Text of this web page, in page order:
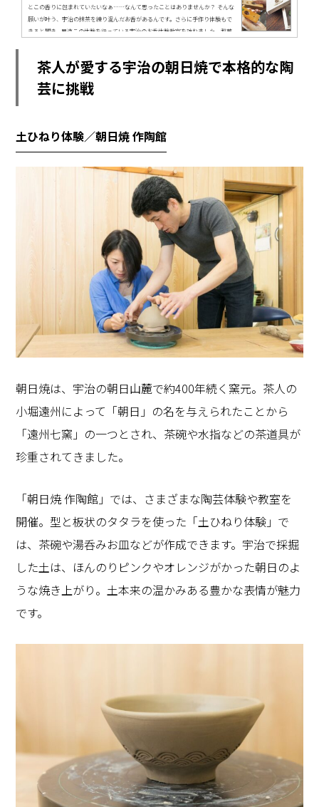
とこの香りに包まれていたいなぁ……なんて思ったことはありませんか？ そんな
願いが叶う、宇治の抹茶を練り混んだお香があるんです。さらに手作り体験もで
きると聞き、早速この体験を行っている宇治のお香体験教室を訪ねました。和菓
という平安時代に使われていた古語ですが、実は名の由来には、もう一つ...
茶人が愛する宇治の朝日焼で本格的な陶
芸に挑戦
土ひねり体験／朝日焼 作陶館
朝日焼は、宇治の朝日山麓で約400年続く窯元。茶人の
小堀遠州によって「朝日」の名を与えられたことから
「遠州七窯」の一つとされ、茶碗や水指などの茶道具が
珍重されてきました。
「朝日焼 作陶館」では、さまざまな陶芸体験や教室を
開催。型と板状のタタラを使った「土ひねり体験」で
は、茶碗や湯呑みお皿などが作成できます。宇治で採掘
した土は、ほんのりピンクやオレンジがかった朝日のよ
うな焼き上がり。土本来の温かみある豊かな表情が魅力
です。